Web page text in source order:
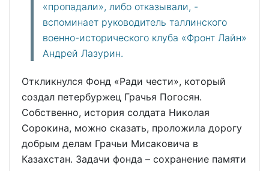
«пропадали», либо отказывали, -
вспоминает руководитель таллинского
военно-исторического клуба «Фронт Лайн»
Андрей Лазурин.
Откликнулся Фонд «Ради чести», который
создал петербуржец Грачья Погосян.
Собственно, история солдата Николая
Сорокина, можно сказать, проложила дорогу
добрым делам Грачьи Мисаковича в
Казахстан. Задачи фонда – сохранение памяти